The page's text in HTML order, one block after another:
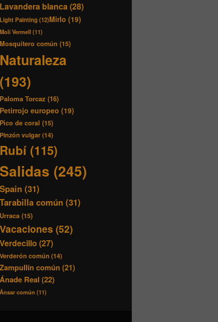
Lavandera blanca(28)
Light Painting(12)Mirlo (19)
Molí Vermell(11)
Mosquitero común (15)
Naturaleza
(193)
Paloma Torcaz (16)
Petirrojo europeo (19)
Pico de coral (15)
Pinzón vulgar(14)
Rubí (115)
Salidas (245)
Spain (31)
Tarabilla común (31)
Urraca (15)
Vacaciones (52)
Verdecillo (27)
Verderón común (14)
Zampullín común (21)
Ánade Real (22)
Ánsar común (11)